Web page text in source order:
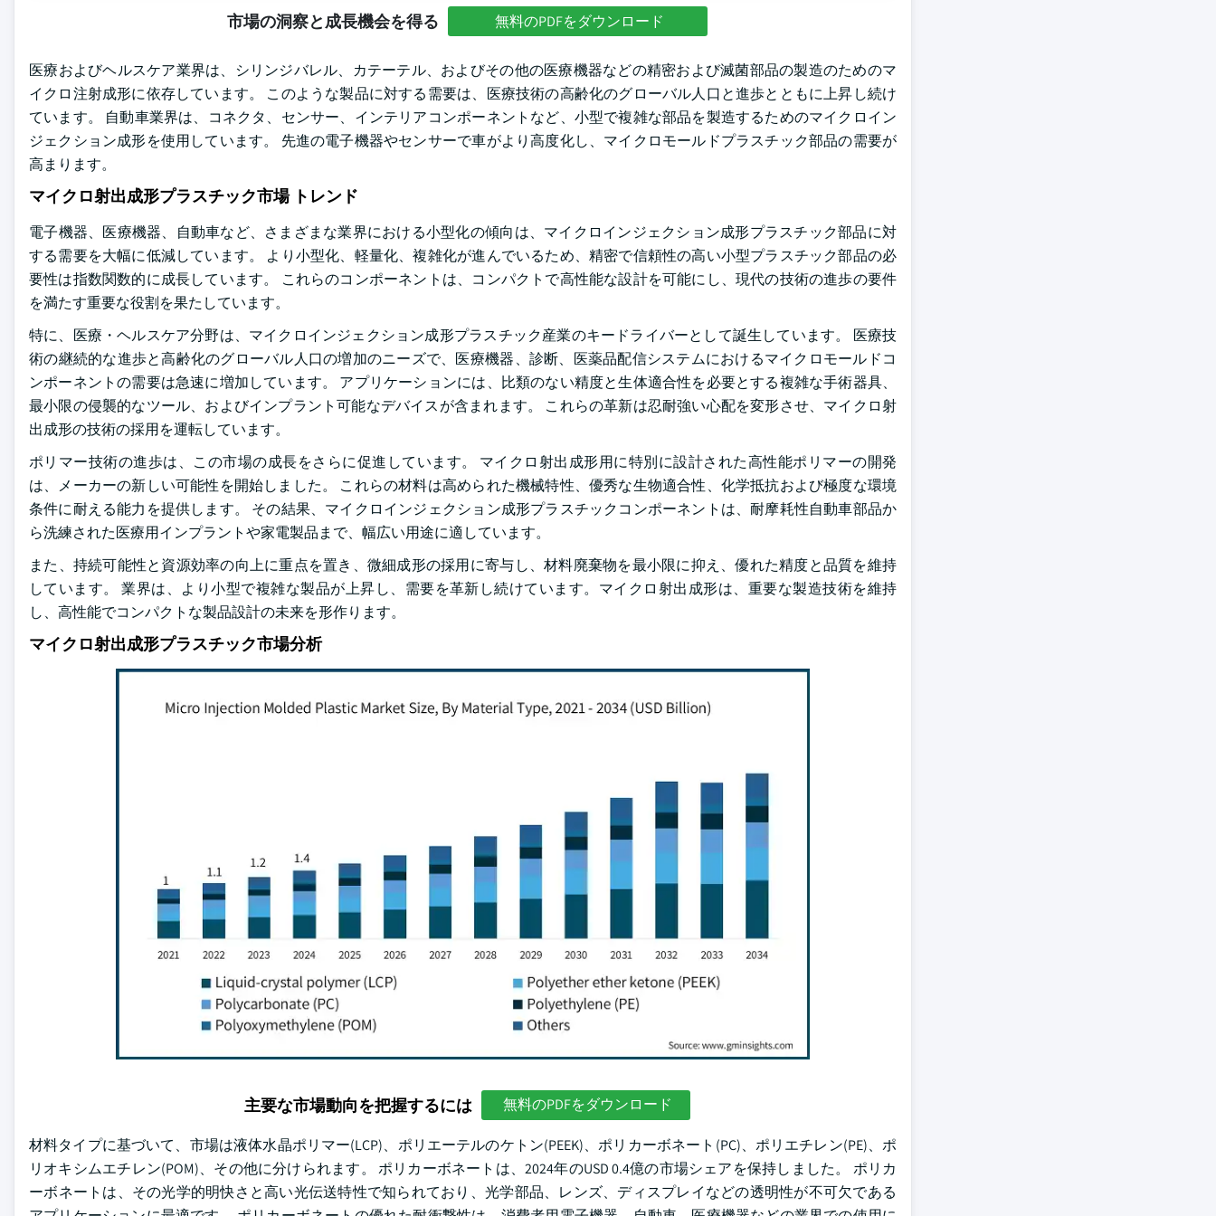
市場の洞察と成長機会を得る 無料のPDFをダウンロード
医療およびヘルスケア業界は、シリンジバレル、カテーテル、およびその他の医療機器などの精密および滅菌部品の製造のためのマ
イクロ注射成形に依存しています。 このような製品に対する需要は、医療技術の高齢化のグローバル人口と進歩とともに上昇し続け
ています。 自動車業界は、コネクタ、センサー、インテリアコンポーネントなど、小型で複雑な部品を製造するためのマイクロイン
ジェクション成形を使用しています。 先進の電子機器やセンサーで車がより高度化し、マイクロモールドプラスチック部品の需要が
高まります。
マイクロ射出成形プラスチック市場 トレンド
電子機器、医療機器、自動車など、さまざまな業界における小型化の傾向は、マイクロインジェクション成形プラスチック部品に対
する需要を大幅に低減しています。 より小型化、軽量化、複雑化が進んでいるため、精密で信頼性の高い小型プラスチック部品の必
要性は指数関数的に成長しています。 これらのコンポーネントは、コンパクトで高性能な設計を可能にし、現代の技術の進歩の要件
を満たす重要な役割を果たしています。
特に、医療・ヘルスケア分野は、マイクロインジェクション成形プラスチック産業のキードライバーとして誕生しています。 医療技
術の継続的な進歩と高齢化のグローバル人口の増加のニーズで、医療機器、診断、医薬品配信システムにおけるマイクロモールドコ
ンポーネントの需要は急速に増加しています。 アプリケーションには、比類のない精度と生体適合性を必要とする複雑な手術器具、
最小限の侵襲的なツール、およびインプラント可能なデバイスが含まれます。 これらの革新は忍耐強い心配を変形させ、マイクロ射
出成形の技術の採用を運転しています。
ポリマー技術の進歩は、この市場の成長をさらに促進しています。 マイクロ射出成形用に特別に設計された高性能ポリマーの開発
は、メーカーの新しい可能性を開始しました。 これらの材料は高められた機械特性、優秀な生物適合性、化学抵抗および極度な環境
条件に耐える能力を提供します。 その結果、マイクロインジェクション成形プラスチックコンポーネントは、耐摩耗性自動車部品か
ら洗練された医療用インプラントや家電製品まで、幅広い用途に適しています。
また、持続可能性と資源効率の向上に重点を置き、微細成形の採用に寄与し、材料廃棄物を最小限に抑え、優れた精度と品質を維持
しています。 業界は、より小型で複雑な製品が上昇し、需要を革新し続けています。マイクロ射出成形は、重要な製造技術を維持
し、高性能でコンパクトな製品設計の未来を形作ります。
マイクロ射出成形プラスチック市場分析
主要な市場動向を把握するには 無料のPDFをダウンロード
材料タイプに基づいて、市場は液体水晶ポリマー(LCP)、ポリエーテルのケトン(PEEK)、ポリカーボネート(PC)、ポリエチレン(PE)、ポ
リオキシムエチレン(POM)、その他に分けられます。 ポリカーボネートは、2024年のUSD 0.4億の市場シェアを保持しました。 ポリカ
ーボネートは、その光学的明快さと高い光伝送特性で知られており、光学部品、レンズ、ディスプレイなどの透明性が不可欠である